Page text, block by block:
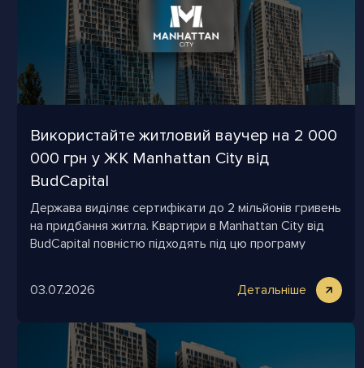
Використайте житловий ваучер на 2 000
000 грн у ЖК Manhattan City від
BudCapital
Держава виділяє сертифікати до 2 мільйонів гривень
на придбання житла. Квартири в Manhattan City від
BudCapital повністю підходять під цю програму
03.07.2026 Детальніше